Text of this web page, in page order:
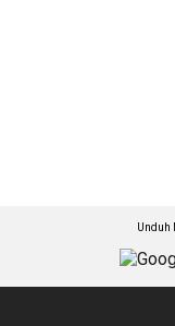
Unduh